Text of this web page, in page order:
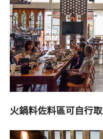
火鍋料佐料區可自行